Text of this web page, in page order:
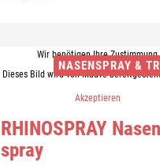
NASENSPRAY &
Wir benötigen Ihre Zustimmung
Dieses Bild wird von Mauve
Akzeptieren
RHI­NO­SPRAY
spray